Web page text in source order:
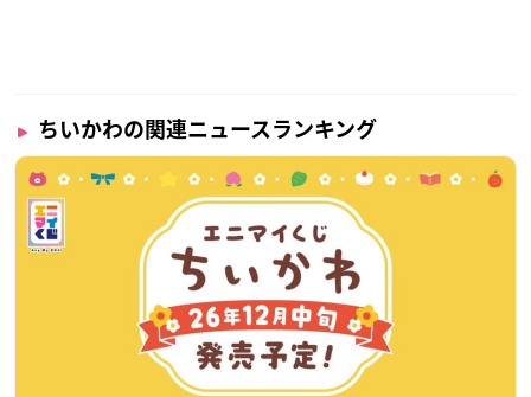
ちいかわの関連ニュースランキング